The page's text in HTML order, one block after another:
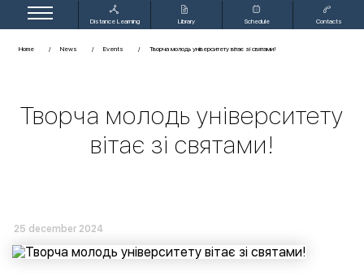
Distance Learning Library Schedule Contacts
Home News Events Творча молодь університету вітає зі святами!
Творча молодь університету
вітає зі святами!
25 december 2024